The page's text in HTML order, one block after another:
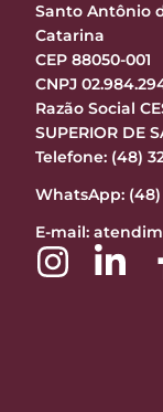
Santo Antônio
Catarina
CEP 88050-001
CNPJ
Razão Social
SUPERIOR DE
Telefone: (48)
WhatsApp: (48)
E-mail: